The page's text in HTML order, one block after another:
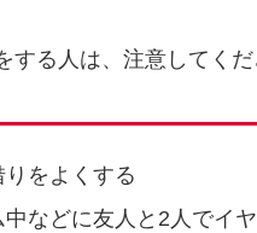
る人は、注意してくだ
をよくする
などに友人と2人でイ